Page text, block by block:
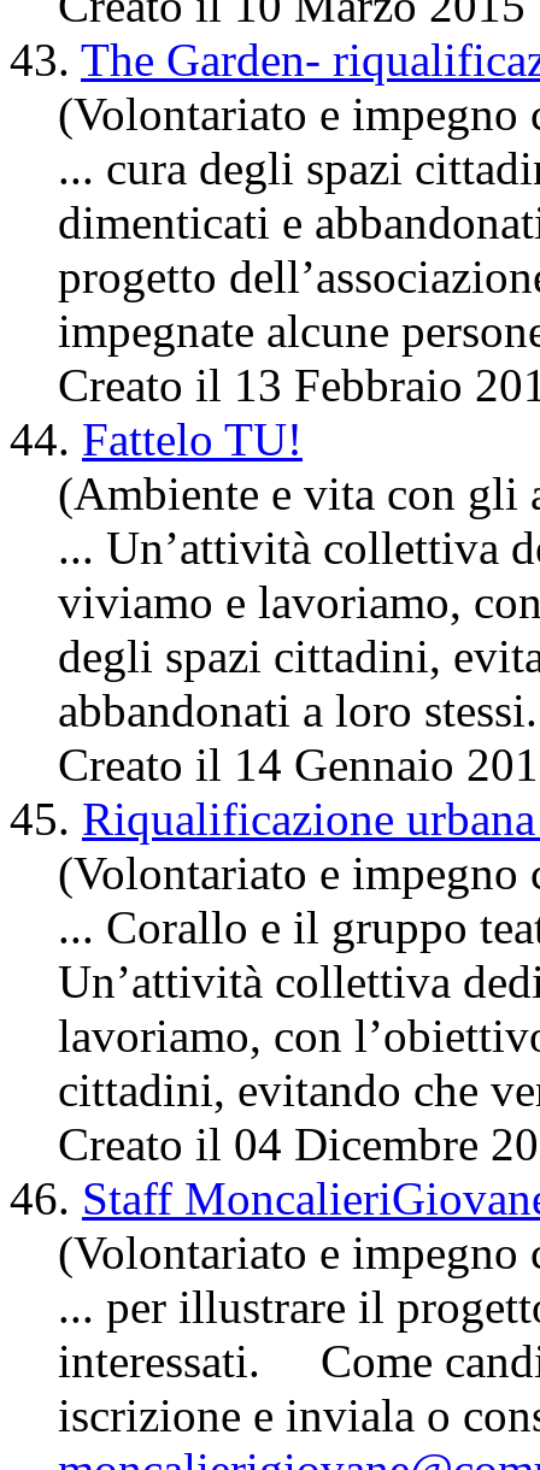
43. The Garden-
(Volontariato e impegno
... cura degli spazi
dimenticati e
progetto
impegnate alcune
Creato il 13 Febbraio
44. Fattelo TU!
(Ambiente e vita con gli
... Un’attività collettiva
viviamo e lavoriamo,
degli spazi cittadini,
abbandonati a loro
Creato il 14 Gennaio
45. Riqualificazione
(Volontariato e impegno
... Corallo e il gruppo
Un’attività collettiva
lavoriamo, con
cittadini, evitando che
Creato il 04 Dicembre
46. Staff
(Volontariato e impegno
... per illustrare il
interessati. Come
iscrizione e inviala o